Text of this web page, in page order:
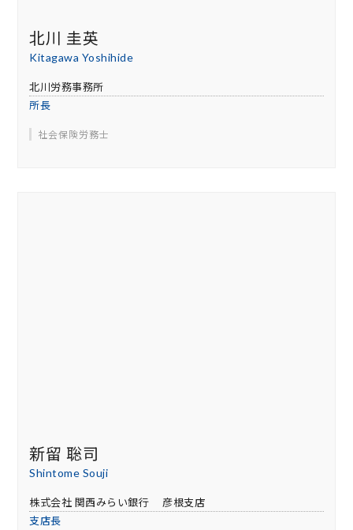
北川 圭英
Kitagawa Yoshihide
北川労務事務所
所長
社会保険労務士
新留 聡司
Shintome Souji
株式会社 関西みらい銀行 彦根支店
支店長